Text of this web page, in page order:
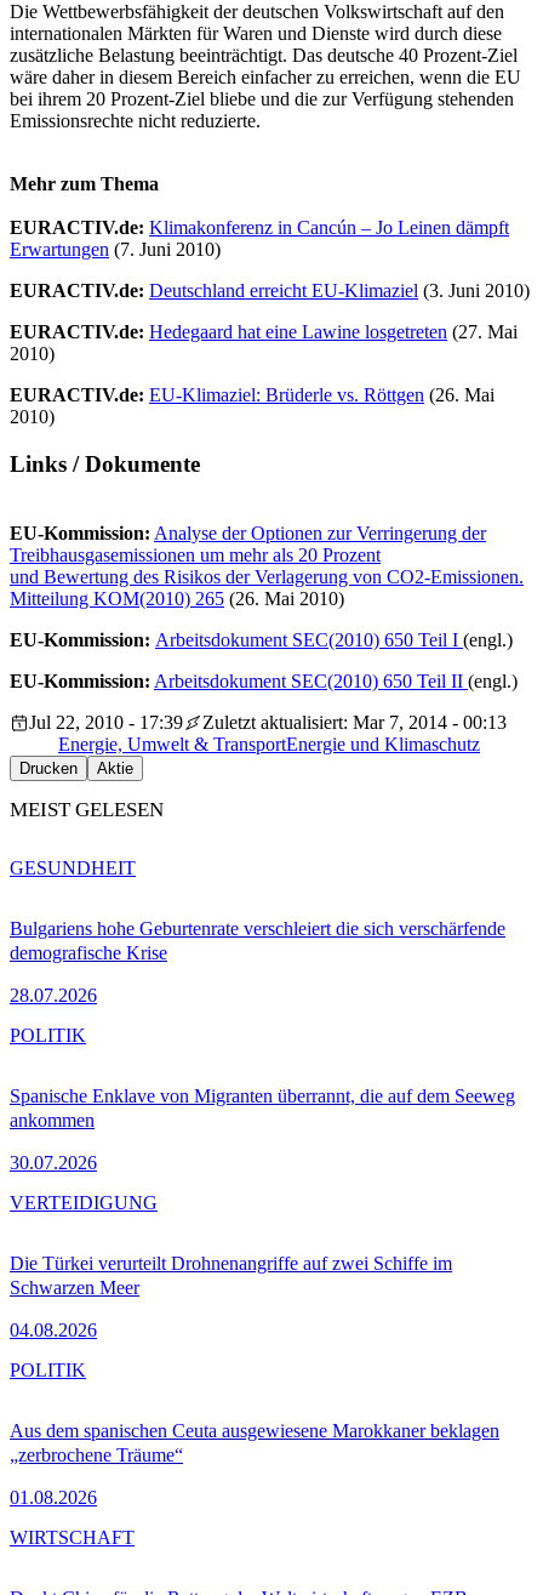
Die Wettbewerbsfähigkeit der deutschen Volkswirtschaft auf den
internationalen Märkten für Waren und Dienste wird durch diese
zusätzliche Belastung beeinträchtigt. Das deutsche 40 Prozent-Ziel
wäre daher in diesem Bereich einfacher zu erreichen, wenn die EU
bei ihrem 20 Prozent-Ziel bliebe und die zur Verfügung stehenden
Emissionsrechte nicht reduzierte.
Mehr zum Thema
EURACTIV.de: Klimakonferenz in Cancún – Jo Leinen dämpft
Erwartungen (7. Juni 2010)
EURACTIV.de: Deutschland erreicht EU-Klimaziel (3. Juni 2010)
EURACTIV.de: Hedegaard hat eine Lawine losgetreten (27. Mai
2010)
EURACTIV.de: EU-Klimaziel: Brüderle vs. Röttgen (26. Mai
2010)
Links / Dokumente
EU-Kommission: Analyse der Optionen zur Verringerung der
Treibhausgasemissionen um mehr als 20 Prozent
und Bewertung des Risikos der Verlagerung von CO2-Emissionen.
Mitteilung KOM(2010) 265 (26. Mai 2010)
EU-Kommission: Arbeitsdokument SEC(2010) 650 Teil I (engl.)
EU-Kommission: Arbeitsdokument SEC(2010) 650 Teil II (engl.)
Jul 22, 2010 - 17:39
Zuletzt aktualisiert: Mar 7, 2014 - 00:13
Energie, Umwelt & TransportEnergie und Klimaschutz
Drucken Aktie
MEIST GELESEN
Bulgariens hohe Geburtenrate verschleiert die sich verschärfende
demografische Krise
28.07.2026
GESUNDHEIT
Spanische Enklave von Migranten überrannt, die auf dem Seeweg
ankommen
30.07.2026
POLITIK
Die Türkei verurteilt Drohnenangriffe auf zwei Schiffe im
Schwarzen Meer
04.08.2026
VERTEIDIGUNG
Aus dem spanischen Ceuta ausgewiesene Marokkaner beklagen
„zerbrochene Träume“
01.08.2026
POLITIK
WIRTSCHAFT